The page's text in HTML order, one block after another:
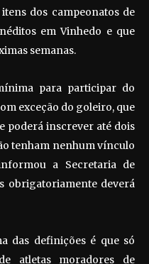
dos campeonatos de
em Vinhedo e que
semanas.
para participar do
exceção do goleiro, que
poderá inscrever até dois
tenham nenhum vínculo
a Secretaria de
obrigatoriamente deverá
das definições é que só
atletas moradores de